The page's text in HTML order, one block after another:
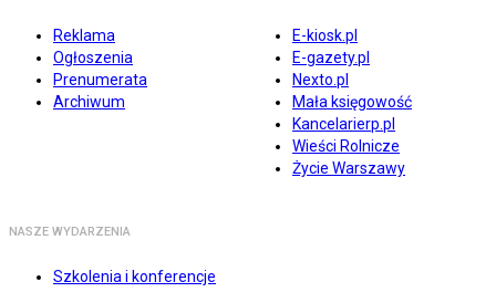
Reklama
Ogłoszenia
Prenumerata
Archiwum
E-kiosk.pl
E-gazety.pl
Nexto.pl
Mała księgowość
Kancelarierp.pl
Wieści Rolnicze
Życie Warszawy
NASZE WYDARZENIA
Szkolenia i konferencje